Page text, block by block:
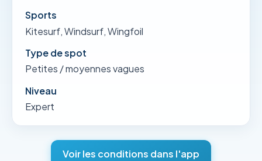
Sports
Kitesurf, Windsurf, Wingfoil
Type de spot
Petites / moyennes vagues
Niveau
Expert
Voir les conditions dans l'app